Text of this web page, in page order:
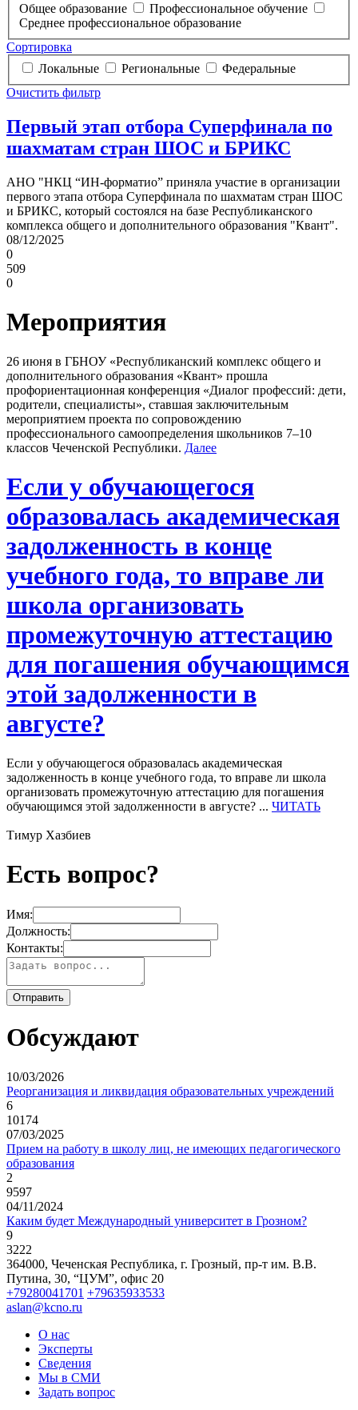
Общее образование
Профессиональное обучение
Среднее профессиональное образование
Сортировка
Локальные
Региональные
Федеральные
Очистить фильтр
Первый этап отбора Суперфинала по
шахматам стран ШОС и БРИКС
АНО "НКЦ “ИН-форматио” приняла участие в организации
первого этапа отбора Суперфинала по шахматам стран ШОС
и БРИКС, который состоялся на базе Республиканского
комплекса общего и дополнительного образования "Квант".
08/12/2025
0
509
0
Мероприятия
26 июня в ГБНОУ «Республиканский комплекс общего и
дополнительного образования «Квант» прошла
профориентационная конференция «Диалог профессий: дети,
родители, специалисты», ставшая заключительным
мероприятием проекта по сопровождению
профессионального самоопределения школьников 7–10
классов Чеченской Республики. Далее
Если у обучающегося
образовалась академическая
задолженность в конце
учебного года, то вправе ли
школа организовать
промежуточную аттестацию
для погашения обучающимся
этой задолженности в
августе?
Если у обучающегося образовалась академическая
задолженность в конце учебного года, то вправе ли школа
организовать промежуточную аттестацию для погашения
обучающимся этой задолженности в августе? ... ЧИТАТЬ
Тимур Хазбиев
Есть вопрос?
Имя:
Должность:
Контакты:
Обсуждают
10/03/2026
Реорганизация и ликвидация образовательных учреждений
6
10174
07/03/2025
Прием на работу в школу лиц, не имеющих педагогического
образования
2
9597
04/11/2024
Каким будет Международный университет в Грозном?
9
3222
364000, Чеченская Республика, г. Грозный, пр-т им. В.В.
Путина, 30, “ЦУМ”, офис 20
+79280041701 +79635933533
aslan@kcno.ru
О нас
Эксперты
Сведения
Мы в СМИ
Задать вопрос